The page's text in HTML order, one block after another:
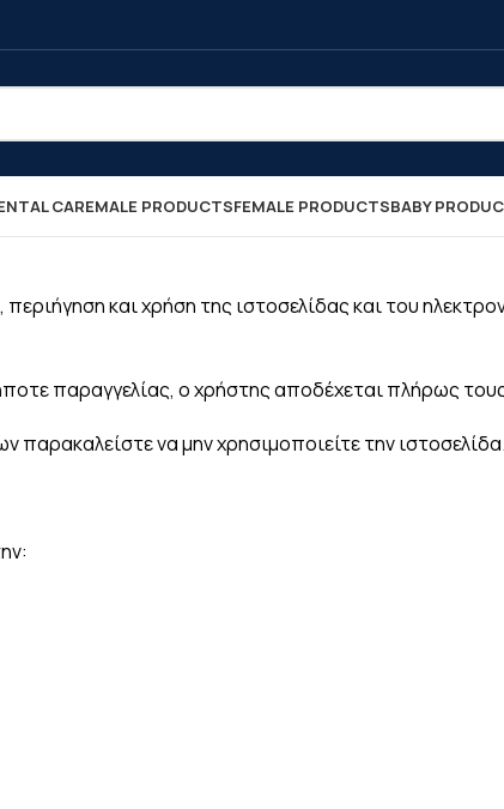
CAREMALE PRODUCTSFEMALE PRODUCTSBABY
και χρήση της ιστοσελίδας και του
παραγγελίας, ο χρήστης αποδέχεται πλήρως
να μην χρησιμοποιείτε την ιστοσελίδα.